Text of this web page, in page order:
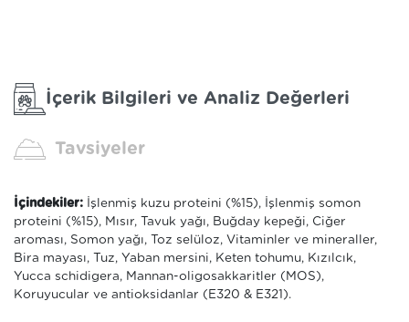
İçerik Bilgileri ve Analiz Değerleri
Tavsiyeler
İçindekiler: İşlenmiş kuzu proteini (%15), İşlenmiş somon
proteini (%15), Mısır, Tavuk yağı, Buğday kepeği, Ciğer
aroması, Somon yağı, Toz selüloz, Vitaminler ve mineraller,
Bira mayası, Tuz, Yaban mersini, Keten tohumu, Kızılcık,
Yucca schidigera, Mannan-oligosakkaritler (MOS),
Koruyucular ve antioksidanlar (E320 & E321).